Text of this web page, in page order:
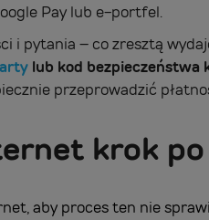
Pay lub e-portfel.
i pytania – co zresztą
lub kod bezpieczeństwa
przeprowadzić
krok
aby proces ten nie